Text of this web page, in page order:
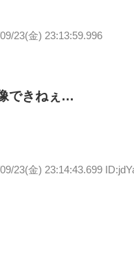
23(金) 23:13:59.996
できねぇ…
23(金) 23:14:43.699